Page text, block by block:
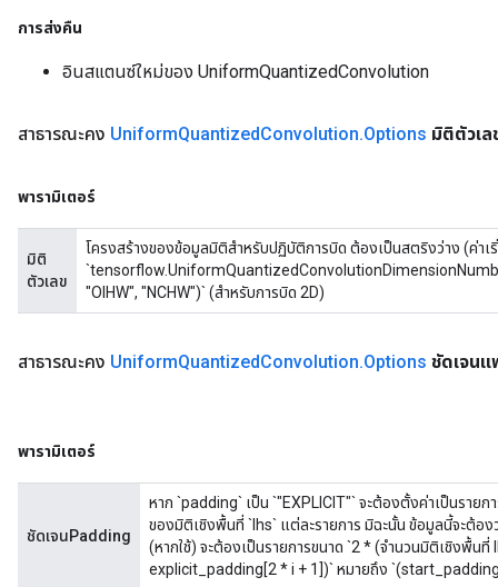
การส่งคืน
อินสแตนซ์ใหม่ของ UniformQuantizedConvolution
สาธารณะคง UniformQuantizedConvolution.Options มิติตัวเล
พารามิเตอร์
มิติ
ตัวเลข
โครงสร้างของข้อมูลมิติสำหรับปฏิบัติการบิด ต้องเป็นสตริงว่าง (ค่า
"OIHW", "NCHW")` (สำหรับการบิด 2D)
สาธารณะคง UniformQuantizedConvolution.Options ชัดเจน
พารามิเตอร์
ชัดเจนPadding
หาก `padding` เป็น `"EXPLICIT"` จะต้องตั้งค่าเป็นราย
ของมิติเชิงพื้นที่ `lhs` แต่ละรายการ มิฉะนั้น ข้อมูลนี้จะต้อง
(หากใช้) จะต้องเป็นรายการขนาด `2 * (จำนวนมิติเชิงพื้น
explicit_padding[2 * i + 1])` หมายถึง